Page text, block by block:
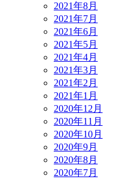
2021年8月
2021年7月
2021年6月
2021年5月
2021年4月
2021年3月
2021年2月
2021年1月
2020年12月
2020年11月
2020年10月
2020年9月
2020年8月
2020年7月